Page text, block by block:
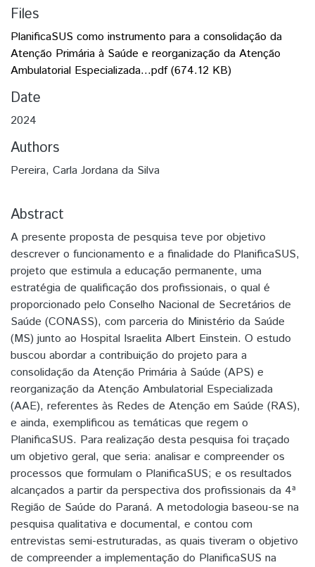
Files
PlanificaSUS como instrumento para a consolidação da
Atenção Primária à Saúde e reorganização da Atenção
Ambulatorial Especializada...pdf(674.12 KB)
Date
2024
Authors
Pereira, Carla Jordana da Silva
Abstract
A presente proposta de pesquisa teve por objetivo
descrever o funcionamento e a finalidade do PlanificaSUS,
projeto que estimula a educação permanente, uma
estratégia de qualificação dos profissionais, o qual é
proporcionado pelo Conselho Nacional de Secretários de
Saúde (CONASS), com parceria do Ministério da Saúde
(MS) junto ao Hospital Israelita Albert Einstein. O estudo
buscou abordar a contribuição do projeto para a
consolidação da Atenção Primária à Saúde (APS) e
reorganização da Atenção Ambulatorial Especializada
(AAE), referentes às Redes de Atenção em Saúde (RAS),
e ainda, exemplificou as temáticas que regem o
PlanificaSUS. Para realização desta pesquisa foi traçado
um objetivo geral, que seria: analisar e compreender os
processos que formulam o PlanificaSUS; e os resultados
alcançados a partir da perspectiva dos profissionais da 4ª
Região de Saúde do Paraná. A metodologia baseou-se na
pesquisa qualitativa e documental, e contou com
entrevistas semi-estruturadas, as quais tiveram o objetivo
de compreender a implementação do PlanificaSUS na